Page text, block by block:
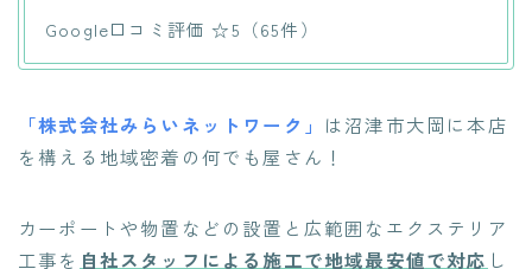
Google口コミ評価 ☆5（65件）
「株式会社みらいネットワーク」 は沼津市大岡に本店
を構える地域密着の何でも屋さん！
カーポートや物置などの設置と広範囲なエクステリア
工事を 自社スタッフによる施工で地域最安値で対応 し